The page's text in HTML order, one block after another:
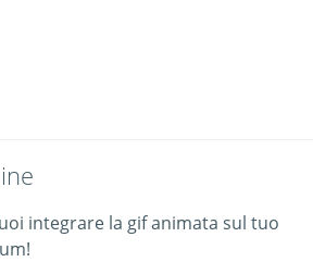
integrare la gif animata sul tuo